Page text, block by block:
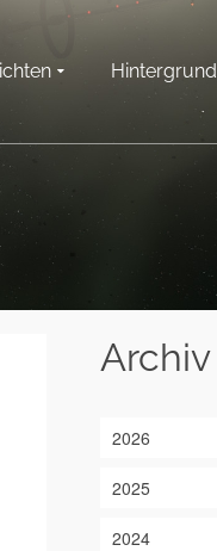
Hintergrund
Archiv
2026
2025
2024